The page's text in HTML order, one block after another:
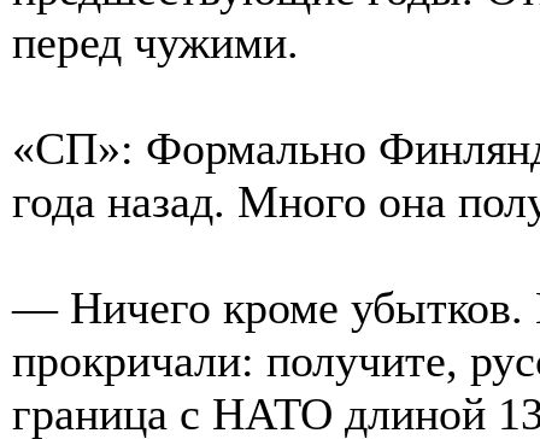
перед чужими.
«СП»: Формально
года назад. Много она
— Ничего кроме
прокричали: получите,
граница с НАТО длиной